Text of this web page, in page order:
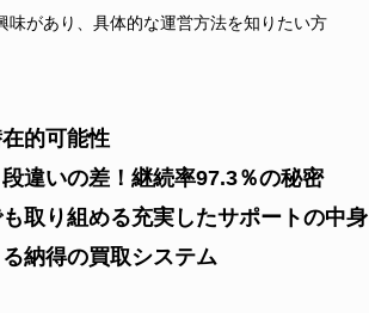
があり、具体的な運営方法を知りたい方
的可能性
違いの差！継続率97.3％の秘密
取り組める充実したサポートの中身
納得の買取システム